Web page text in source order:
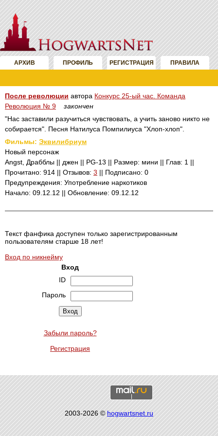
АРХИВ ПРОФИЛЬ РЕГИСТРАЦИЯ ПРАВИЛА
После революции автора Конкурс 25-ый час. Команда
Революция № 9
закончен
"Нас заставили разучиться чувствовать, а учить заново никто не
собирается". Песня Натилуса Помпилиуса "Хлоп-хлоп".
Фильмы: Эквилибриум
Новый персонаж
Angst, Драбблы || джен || PG-13 || Размер: мини || Глав: 1 ||
Прочитано: 914 || Отзывов: 3 || Подписано: 0
Предупреждения: Употребление наркотиков
Начало: 09.12.12 || Обновление: 09.12.12
Текст фанфика доступен только зарегистрированным
пользователям старше 18 лет!
Вход по никнейму
Вход
ID
Пароль
Забыли пароль?
Регистрация
2003-2026 ©hogwartsnet.ru